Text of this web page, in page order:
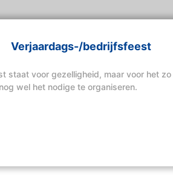
Verjaardags-/bedrijfsfeest
staat voor gezelligheid, maar voor het zo
wel het nodige te organiseren.